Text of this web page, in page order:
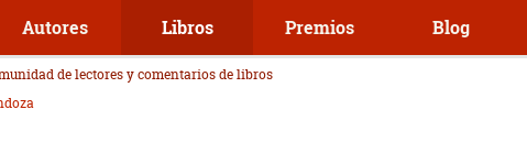
Autores Libros Premios Blog
de lectores y comentarios de libros